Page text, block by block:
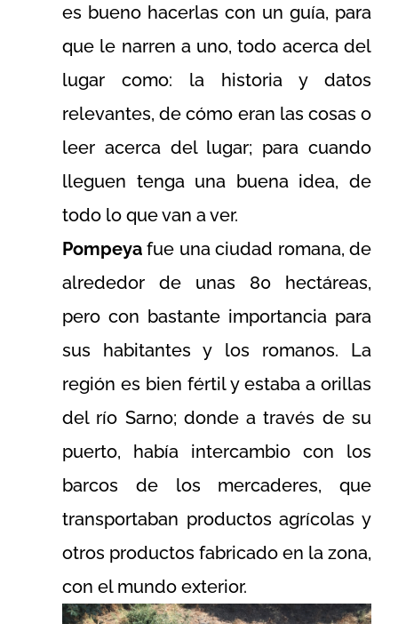
es bueno hacerlas con un guía, para
que le narren a uno, todo acerca del
lugar como: la historia y datos
relevantes, de cómo eran las cosas o
leer acerca del lugar; para cuando
lleguen tenga una buena idea, de
todo lo que van a ver.
Pompeya fue una ciudad romana, de
alrededor de unas 80 hectáreas,
pero con bastante importancia para
sus habitantes y los romanos. La
región es bien fértil y estaba a orillas
del río Sarno; donde a través de su
puerto, había intercambio con los
barcos de los mercaderes, que
transportaban productos agrícolas y
otros productos fabricado en la zona,
con el mundo exterior.